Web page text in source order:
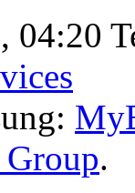
04:20
.